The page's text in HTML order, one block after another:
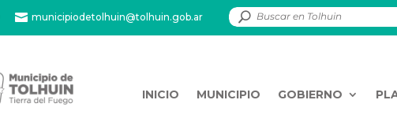
 municipiodetolhuin@tolhuin.gob.ar
INICIO MUNICIPIO GOBIERNO